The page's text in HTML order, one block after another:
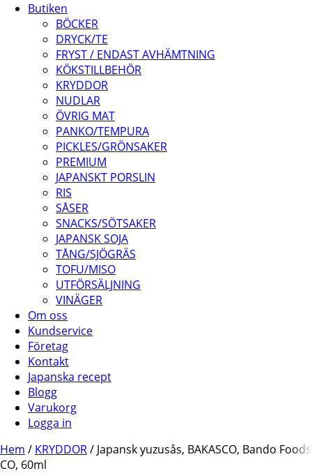
Butiken
BÖCKER
DRYCK/TE
FRYST / ENDAST AVHÄMTNING
KÖKSTILLBEHÖR
KRYDDOR
NUDLAR
ÖVRIG MAT
PANKO/TEMPURA
PICKLES/GRÖNSAKER
PREMIUM
JAPANSKT PORSLIN
RIS
SÅSER
SNACKS/SÖTSAKER
JAPANSK SOJA
TÅNG/SJÖGRÄS
TOFU/MISO
UTFÖRSÄLJNING
VINÄGER
Om oss
Kundservice
Företag
Kontakt
Japanska recept
Blogg
Varukorg
Logga in
Hem / KRYDDOR/ Japansk yuzusås, BAKASCO, Bando Foods
CO, 60ml